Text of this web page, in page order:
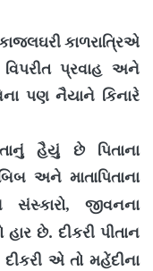
કાળરાત્રિએ
પ્રવાહ અને
પણ નૈયાને કિનારે
હૈયું છે પિતાના
અને માતાપિતાના
સંસ્કારો,જીવનના
હાર છે. દીકરી પીતાન
દીકરી એ તો મહેંદીના